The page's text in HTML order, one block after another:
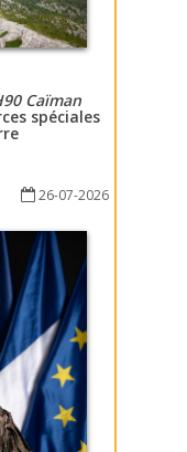
Caïman
spéciales
26-07-2026